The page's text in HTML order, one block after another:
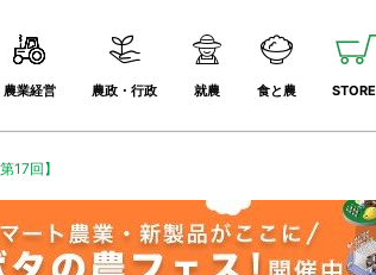
農業経営 農政・行政 就農 食と農 STORE
17回】